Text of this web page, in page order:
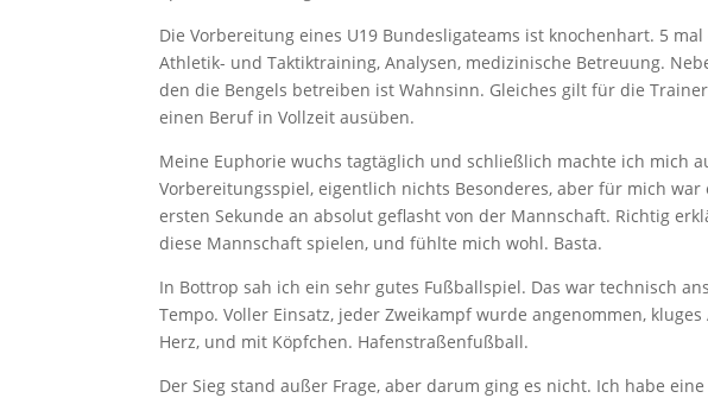
Die Vorbereitung eines U19 Bundesligateams ist knochenhart. 5
Athletik- und Taktiktraining, Analysen, medizinische Betreuung.
den die Bengels betreiben ist Wahnsinn. Gleiches gilt für die
einen Beruf in Vollzeit ausüben.
Meine Euphorie wuchs tagtäglich und schließlich machte ich mich
Vorbereitungsspiel, eigentlich nichts Besonderes, aber für mich
ersten Sekunde an absolut geflasht von der Mannschaft. Richtig
diese Mannschaft spielen, und fühlte mich wohl. Basta.
In Bottrop sah ich ein sehr gutes Fußballspiel. Das war technisch
Tempo. Voller Einsatz, jeder Zweikampf wurde angenommen,
Herz, und mit Köpfchen. Hafenstraßenfußball.
Der Sieg stand außer Frage, aber darum ging es nicht. Ich habe